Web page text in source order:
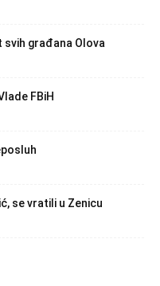
građana Olova
FBiH
se vratili u Zenicu